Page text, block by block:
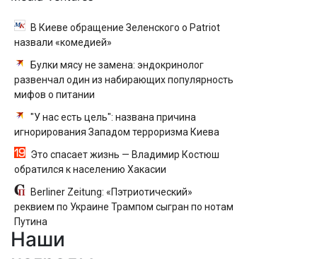
В Киеве обращение Зеленского о Patriot
назвали «комедией»
Булки мясу не замена: эндокринолог
развенчал один из набирающих популярность
мифов о питании
"У нас есть цель": названа причина
игнорирования Западом терроризма Киева
Это спасает жизнь — Владимир Костюш
обратился к населению Хакасии
Berliner Zeitung: «Пэтриотический»
реквием по Украине Трампом сыгран по нотам
Путина
Наши